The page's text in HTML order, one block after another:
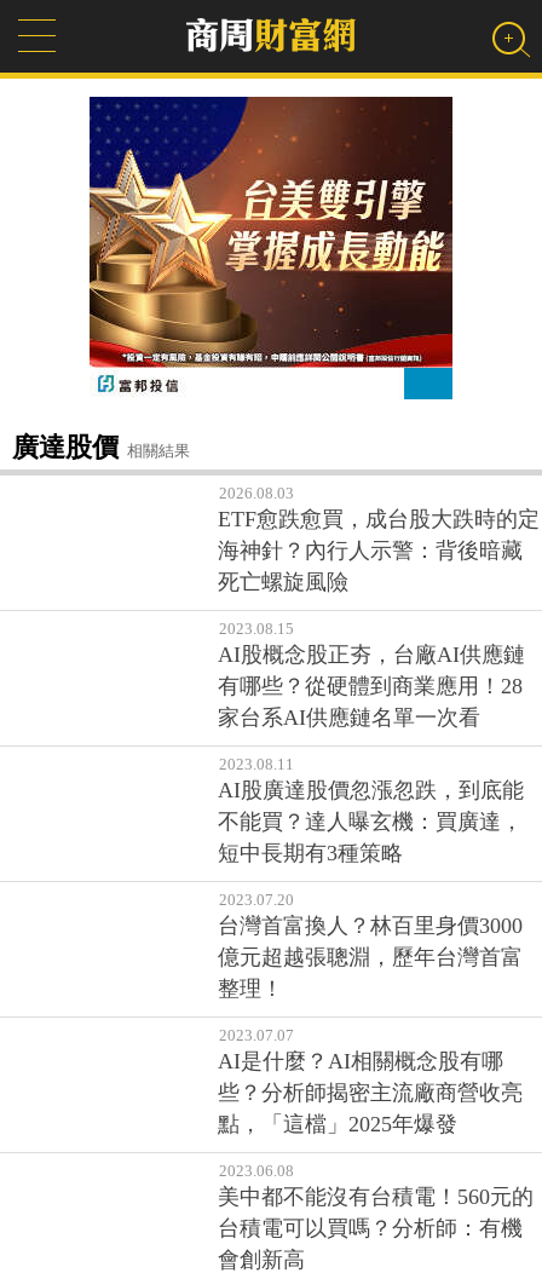
廣達股價 相關結果
2026.08.03
ETF愈跌愈買，成台股大跌時的定
海神針？內行人示警：背後暗藏
死亡螺旋風險
2023.08.15
AI股概念股正夯，台廠AI供應鏈
有哪些？從硬體到商業應用！28
家台系AI供應鏈名單一次看
2023.08.11
AI股廣達股價忽漲忽跌，到底能
不能買？達人曝玄機：買廣達，
短中長期有3種策略
2023.07.20
台灣首富換人？林百里身價3000
億元超越張聰淵，歷年台灣首富
整理！
2023.07.07
AI是什麼？AI相關概念股有哪
些？分析師揭密主流廠商營收亮
點，「這檔」2025年爆發
2023.06.08
美中都不能沒有台積電！560元的
台積電可以買嗎？分析師：有機
會創新高